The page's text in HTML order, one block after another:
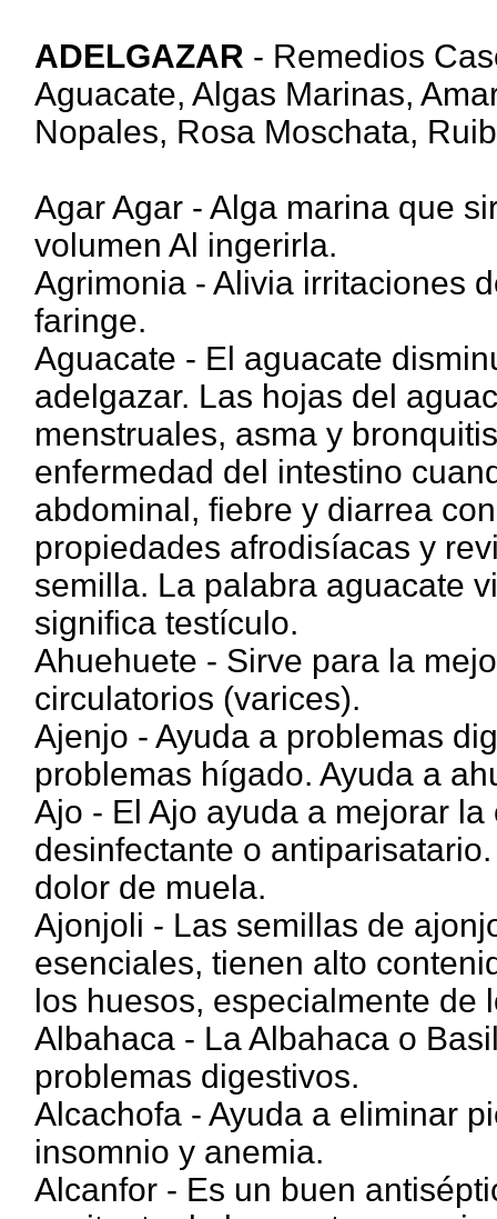
ADELGAZAR - Remedios
Aguacate, Algas Marinas,
Nopales, Rosa Moschata,
Agar Agar - Alga marina que
volumen Al ingerirla.
Agrimonia - Alivia irritaciones
faringe.
Aguacate - El aguacate
adelgazar. Las hojas del
menstruales, asma y
enfermedad del intestino
abdominal, fiebre y diarrea
propiedades afrodisíacas y
semilla. La palabra aguacate
significa testículo.
Ahuehuete - Sirve para la
circulatorios (varices).
Ajenjo - Ayuda a problemas
problemas hígado. Ayuda a
Ajo - El Ajo ayuda a mejorar
desinfectante o
dolor de muela.
Ajonjoli - Las semillas de
esenciales, tienen alto
los huesos, especialmente de
Albahaca - La Albahaca o
problemas digestivos.
Alcachofa - Ayuda a eliminar
insomnio y anemia.
Alcanfor - Es un buen